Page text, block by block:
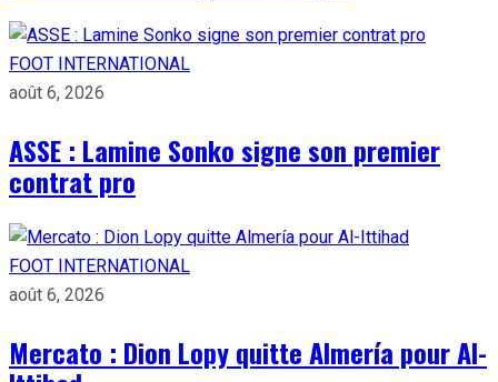
FOOT INTERNATIONAL
août 6, 2026
ASSE : Lamine Sonko signe son premier
contrat pro
FOOT INTERNATIONAL
août 6, 2026
Mercato : Dion Lopy quitte Almería pour Al-